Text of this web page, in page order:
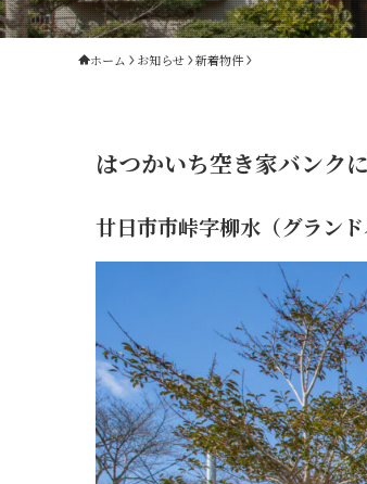
ホーム お知らせ 新着物件
はつかいち空き家バンク
廿日市市峠字柳水（グランド